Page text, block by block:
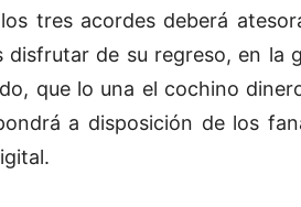
tres acordes deberá
disfrutar de su regreso, en la
que lo una el cochino
a disposición de los